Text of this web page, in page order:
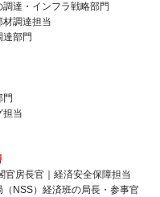
達・インフラ戦略部門
調達担当
部門
門
担当
房長官｜経済安全保障担当
NSS）経済班の局長・参事官